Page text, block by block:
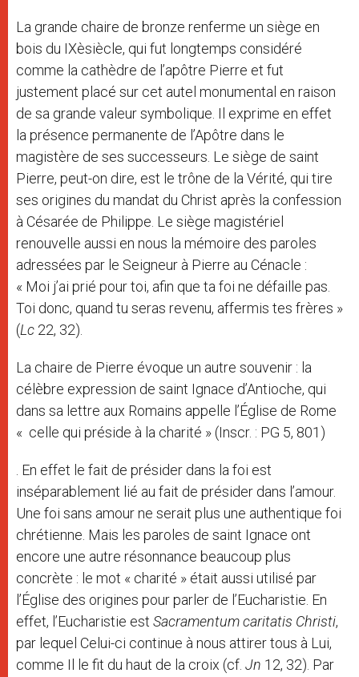
La grande chaire de bronze renferme un siège en
bois du IXèsiècle, qui fut longtemps considéré
comme la cathèdre de l’apôtre Pierre et fut
justement placé sur cet autel monumental en raison
de sa grande valeur symbolique. Il exprime en effet
la présence permanente de l’Apôtre dans le
magistère de ses successeurs. Le siège de saint
Pierre, peut-on dire, est le trône de la Vérité, qui tire
ses origines du mandat du Christ après la confession
à Césarée de Philippe. Le siège magistériel
renouvelle aussi en nous la mémoire des paroles
adressées par le Seigneur à Pierre au Cénacle :
« Moi j’ai prié pour toi, afin que ta foi ne défaille pas.
Toi donc, quand tu seras revenu, affermis tes frères »
(Lc 22, 32).
La chaire de Pierre évoque un autre souvenir : la
célèbre expression de saint Ignace d’Antioche, qui
dans sa lettre aux Romains appelle l’Église de Rome
« celle qui préside à la charité » (Inscr. : PG 5, 801)
. En effet le fait de présider dans la foi est
inséparablement lié au fait de présider dans l’amour.
Une foi sans amour ne serait plus une authentique foi
chrétienne. Mais les paroles de saint Ignace ont
encore une autre résonnance beaucoup plus
concrète : le mot « charité » était aussi utilisé par
l’Église des origines pour parler de l’Eucharistie. En
effet, l’Eucharistie est Sacramentum caritatis Christi,
par lequel Celui-ci continue à nous attirer tous à Lui,
comme Il le fit du haut de la croix (cf. Jn 12, 32). Par